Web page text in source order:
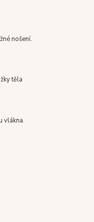
nošení.
těla
vlákna.